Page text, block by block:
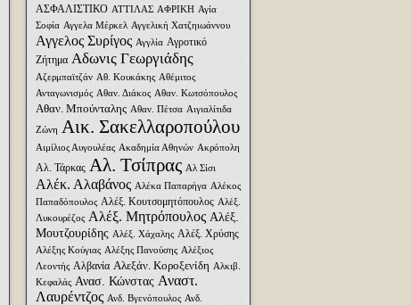
ΑΣΦΑΛΙΣΤΙΚΟ ΑΤΤΙΛΑΣ ΑΦΡΙΚΗ Αγία
Σοφία Αγγελα Μέρκελ Αγγελική Χατζηιωάννου
Αγγελος Συρίγος Αγγλία Αγροτικό
Ζήτημα Αδωνις Γεωργιάδης
Αζερμπαϊτζάν Αθ. Κουκάκης Αθέμιτος
Ανταγωνισμός Αθαν. Διάκος Αθαν. Κωτσόπουλος
Αθαν. Μπούνταλης Αθαν. Πέτσα Αιγιαλίτιδα
Ζώνη Αικ. Σακελλαροπούλου
Αιμίλιος Αυγουλέας Ακαδημία Αθηνών Ακρόπολη
Αλ. Τάρκας Αλ. Τσίπρας Αλ Σίσι
Αλέκ. Αλαβάνος Αλέκα Παπαρήγα Αλέκος
Παπαδόπουλος Αλέξ. Κουτσομητόπουλος Αλέξ.
Λυκουρέζος Αλέξ. Μητρόπουλος Αλέξ.
Μουτζουρίδης Αλέξ. Χάχαλης Αλέξ. Χρύσης
Αλέξης Κούγιας Αλέξης Πανούσης Αλέξιος
Λεοντής Αλβανία Αλεξάν. Κοροξενίδη Αλκιβ.
Κεφαλάς Ανασ. Κώνστας Αναστ.
Λαυρέντζος Ανδ. Βγενόπουλος Ανδ.